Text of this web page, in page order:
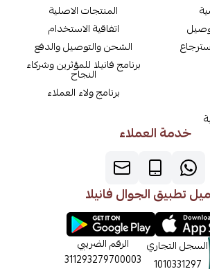
المنتجات الاصلية
اتفاقية الاستخدام
الشحن والتوصيل والدفع
برنامج فانيلا للمؤثرين وشركاء
النجاح
برنامج ولاء العملاء
خدمة العملاء
تطبيق الجوال فانيلا
السجل التجاري
1010331297
الرقم الضريبي
311293279700003